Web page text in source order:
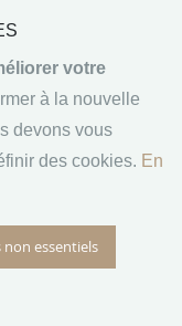
votre
à la nouvelle
devons vous
des cookies. En
non essentiels
Développé